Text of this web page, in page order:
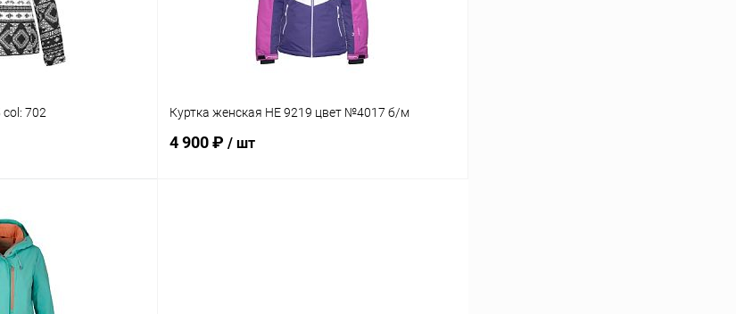
48 XS
col: 702
В наличии
Куртка женская HE 9219 цвет №4017 б/м
4 900 ₽ / шт